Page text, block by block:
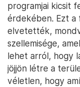
programjai kicsit
érdekében. Ezt
elvetették,
szellemisége,
lehet arról, hogy
jöjjön létre a
véletlen, hogy